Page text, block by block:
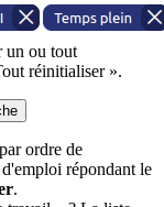
un ou tout
réinitialiser ».
ordre de
répondant le
.